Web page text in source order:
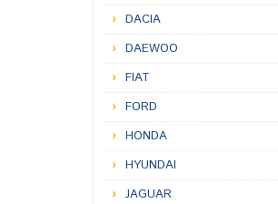
DACIA
DAEWOO
FIAT
FORD
HONDA
HYUNDAI
JAGUAR